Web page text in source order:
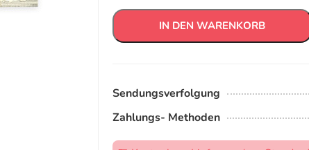
IN DEN WARENKORB
Sendungsverfolgung
Zahlungs- Methoden